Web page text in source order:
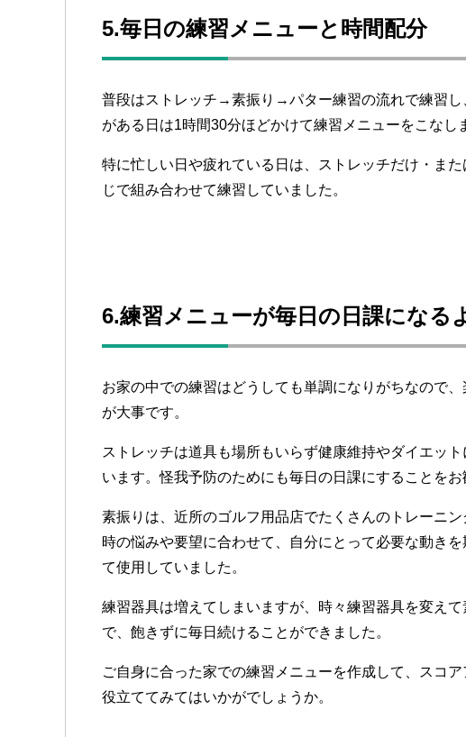
5.毎日の練習メニューと時間配分
普段はストレッチ→素振り→パター練習の流れで練習し
がある日は1時間30分ほどかけて練習メニューをこなし
特に忙しい日や疲れている日は、ストレッチだけ・ま
じで組み合わせて練習していました。
6.練習メニューが毎日の日課になる
お家の中での練習はどうしても単調になりがちなので
が大事です。
ストレッチは道具も場所もいらず健康維持やダイエッ
います。怪我予防のためにも毎日の日課にすることをお
素振りは、近所のゴルフ用品店でたくさんのトレーニ
時の悩みや要望に合わせて、自分にとって必要な動き
て使用していました。
練習器具は増えてしまいますが、時々練習器具を変え
で、飽きずに毎日続けることができました。
ご自身に合った家での練習メニューを作成して、スコ
役立ててみてはいかがでしょうか。